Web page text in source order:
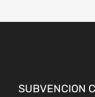
SUBVENCION